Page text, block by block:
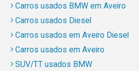
Carros usados BMW em Aveiro
Carros usados Diesel
Carros usados em Aveiro Diesel
Carros usados em Aveiro
SUV/TT usados BMW